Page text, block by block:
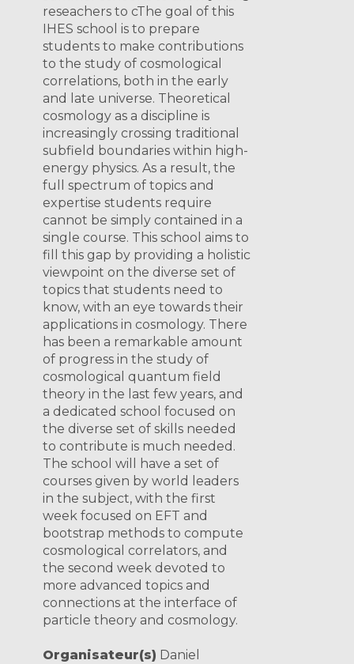
reseachers to cThe goal of this
IHES school is to prepare
students to make contributions
to the study of cosmological
correlations, both in the early
and late universe. Theoretical
cosmology as a discipline is
increasingly crossing traditional
subfield boundaries within high-
energy physics. As a result, the
full spectrum of topics and
expertise students require
cannot be simply contained in a
single course. This school aims to
fill this gap by providing a holistic
viewpoint on the diverse set of
topics that students need to
know, with an eye towards their
applications in cosmology. There
has been a remarkable amount
of progress in the study of
cosmological quantum field
theory in the last few years, and
a dedicated school focused on
the diverse set of skills needed
to contribute is much needed.
The school will have a set of
courses given by world leaders
in the subject, with the first
week focused on EFT and
bootstrap methods to compute
cosmological correlators, and
the second week devoted to
more advanced topics and
connections at the interface of
particle theory and cosmology.
Organisateur(s) Daniel